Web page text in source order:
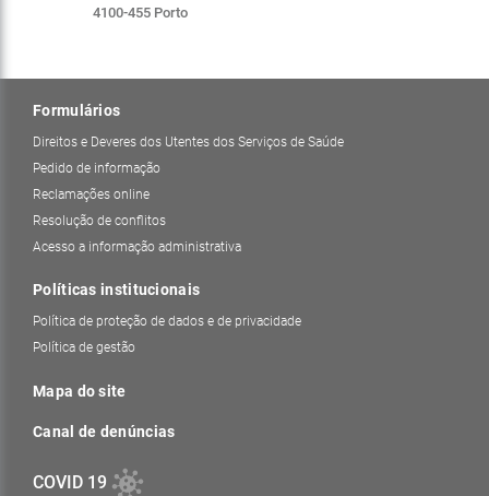
4100-455 Porto
Formulários
Direitos e Deveres dos Utentes dos Serviços de Saúde
Pedido de informação
Reclamações online
Resolução de conflitos
Acesso a informação administrativa
Políticas institucionais
Política de proteção de dados e de privacidade
Política de gestão
Mapa do site
Canal de denúncias
COVID 19